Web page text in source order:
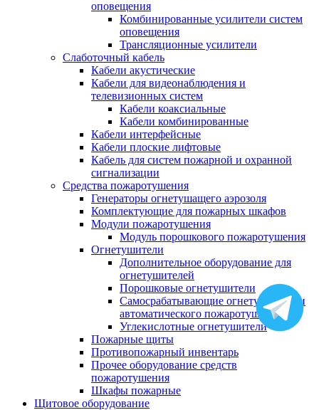
оповещения
Комбинированные усилители систем
оповещения
Трансляционные усилители
Слаботочный кабель
Кабели акустические
Кабели для видеонаблюдения и
телевизионных систем
Кабели коаксиальные
Кабели комбинированные
Кабели интерфейсные
Кабели плоские лифтовые
Кабель для систем пожарной и охранной
сигнализации
Средства пожаротушения
Генераторы огнетушащего аэрозоля
Комплектующие для пожарных шкафов
Модули пожаротушения
Модуль порошкового пожаротушения
Огнетушители
Дополнительное оборудование для
огнетушителей
Порошковые огнетушители
Самосрабатывающие огнетушители и
автоматического пожаротушения
Углекислотные огнетушители
Пожарные щиты
Противопожарный инвентарь
Прочее оборудование средств
пожаротушения
Шкафы пожарные
Щитовое оборудование